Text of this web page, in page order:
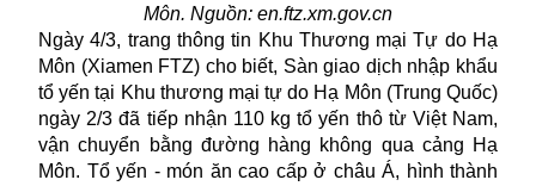
Môn. Nguồn: en.ftz.xm.gov.cn
Ngày 4/3, trang thông tin Khu Thương mại Tự do Hạ
Môn (Xiamen FTZ) cho biết, Sàn giao dịch nhập khẩu
tổ yến tại Khu thương mại tự do Hạ Môn (Trung Quốc)
ngày 2/3 đã tiếp nhận 110 kg tổ yến thô từ Việt Nam,
vận chuyển bằng đường hàng không qua cảng Hạ
Môn. Tổ yến - món ăn cao cấp ở châu Á, hình thành